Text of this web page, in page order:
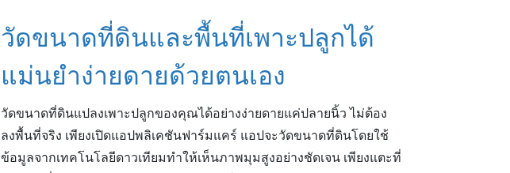
วัดขนาดที่ดินและพื้นที่เพาะปลูกได้
แม่นยำง่ายดายด้วยตนเอง
วัดขนาดที่ดินแปลงเพาะปลูกของคุณได้อย่างง่ายดายแค่ปลายนิ้ว ไม่ต้อง
ลงพื้นที่จริง เพียงเปิดแอปพลิเคชันฟาร์มแคร์ แอปจะวัดขนาดที่ดินโดยใช้
ข้อมูลจากเทคโนโลยีดาวเทียมทำให้เห็นภาพมุมสูงอย่างชัดเจน เพียงแตะที่